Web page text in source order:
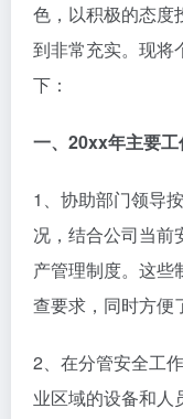
色，以积极的态度
到非常充实。现将
下：
一、20xx年主要
1、协助部门领导
况，结合公司当前
产管理制度。这些
查要求，同时方便
2、在分管安全工
业区域的设备和人